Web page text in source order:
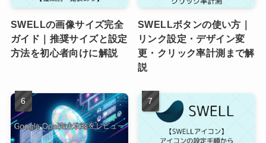
SWELLの画像サイズ完全
ガイド｜推奨サイズと設定
方法を初心者向けに解説
SWELLボタンの使い方｜
リンク設定・デザイン変
更・クリック率計測まで解
説